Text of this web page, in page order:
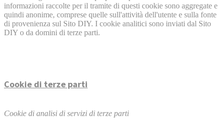
informazioni raccolte per il tramite di questi cookie sono aggregate e
quindi anonime, comprese quelle sull'attività dell'utente e sulla fonte
di provenienza sul Sito DIY. I cookie analitici sono inviati dal Sito
DIY o da domini di terze parti.
Cookie di terze parti
Cookie di analisi di servizi di terze parti